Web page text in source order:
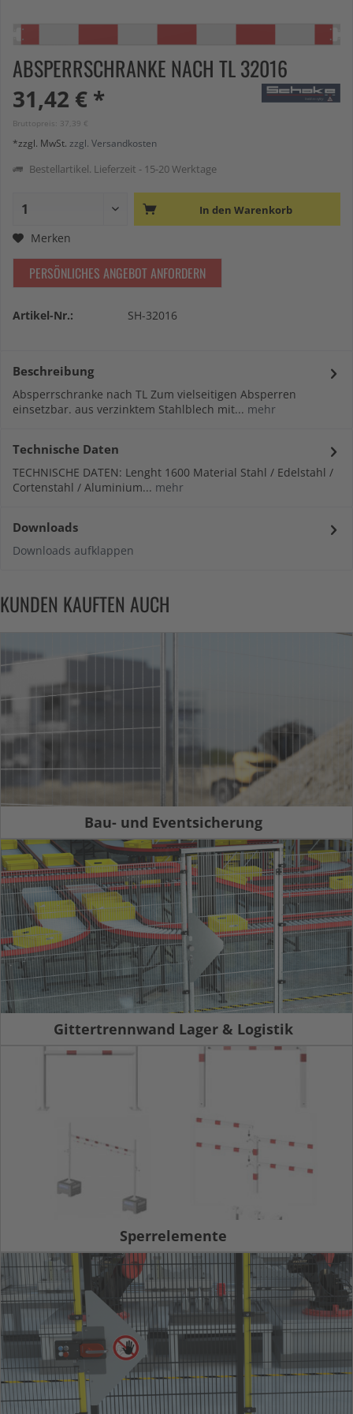
ABSPERRSCHRANKE NACH TL 32016
31,42 € *
Bruttopreis: 37,39 €
*zzgl. MwSt. zzgl. Versandkosten
Bestellartikel. Lieferzeit - 15-20 Werktage
In den Warenkorb
Merken
PERSÖNLICHES ANGEBOT ANFORDERN
Artikel-Nr.: SH-32016
Beschreibung
Absperrschranke nach TL Zum vielseitigen Absperren
einsetzbar. aus verzinktem Stahlblech mit... mehr
Technische Daten
TECHNISCHE DATEN: Lenght 1600 Material Stahl / Edelstahl /
Cortenstahl / Aluminium... mehr
Downloads
Downloads aufklappen
KUNDEN KAUFTEN AUCH
Bau- und Eventsicherung
Gittertrennwand Lager & Logistik
Sperrelemente